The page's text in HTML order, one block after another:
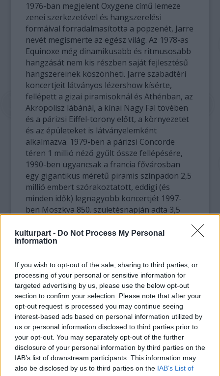
kulturpart - Do Not Process My Personal
Information
If you wish to opt-out of the sale, sharing to third parties, or
processing of your personal or sensitive information for
targeted advertising by us, please use the below opt-out
section to confirm your selection. Please note that after your
opt-out request is processed you may continue seeing
interest-based ads based on personal information utilized by
us or personal information disclosed to third parties prior to
your opt-out. You may separately opt-out of the further
disclosure of your personal information by third parties on the
IAB’s list of downstream participants. This information may
also be disclosed by us to third parties on the IAB’s List of
1976-ban megjelent Oxygene című lemeze
zenei szerkezetével és hangszerelési
formáival forradalmasította a popzenét, Jarre
nevét megismerte az egész világ. Az 1978-as
Equinoxe még dinamikusabb és ritmusosabb
hangzását nem kis részben saját fejlesztésű
hangszereinek köszönheti. Jarre szabadtéri
koncertjeit látványos lézershow kísérte,
fellépett a gizai piramisoknál és Athénban, az
Akropolisz lábánál, a kínai Nagy Fal tövében
és a párizsi Eiffel-torony előtt, a környezetet
és az épületeket is látványelemként
alkalmazva. 1979-ben a párizsi Concorde
téren 1 millió néző gyűlt össze fellépésére,
1990-ben ugyancsak a francia fővárosban
egy gigantikus méretű piramis színpadon 2,5
millió embert szórakoztatott, eddigi (és
minden idők) legnagyobb koncertjét 1997-
ben Moszkva 850. születésnapján adta 3,5
bekerült a Rekordok Könyvébe.